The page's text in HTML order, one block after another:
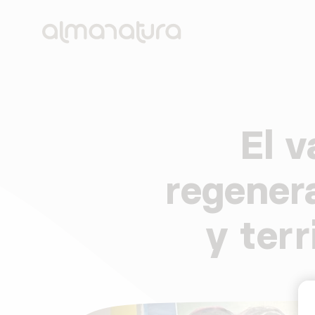
AlmaNatura
Reactivamos lo rural. Cuatro ejes de intervención:
El
y